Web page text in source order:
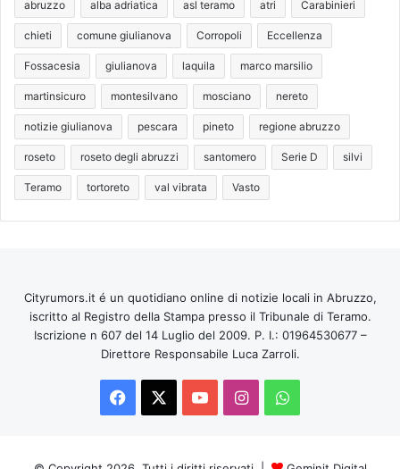
abruzzo alba adriatica asl teramo atri Carabinieri
chieti comune giulianova Corropoli Eccellenza
Fossacesia giulianova laquila marco marsilio
martinsicuro montesilvano mosciano nereto
notizie giulianova pescara pineto regione abruzzo
roseto roseto degli abruzzi santomero Serie D silvi
Teramo tortoreto val vibrata Vasto
Cityrumors.it é un quotidiano online di notizie locali in Abruzzo,
iscritto al Registro della Stampa presso il Tribunale di Teramo.
Iscrizione n 607 del 14 Luglio del 2009. P. I.: 01964530677 –
Direttore Responsabile Luca Zarroli.
Facebook
You InstagramWhatsApp